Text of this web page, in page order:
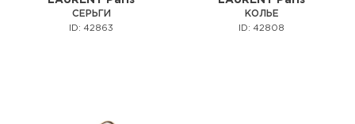
СЕРЬГИ
ID: 42863
КОЛЬЕ
ID: 42808